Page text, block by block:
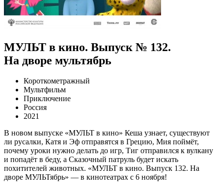
МУЛЬТ в кино. Выпуск № 132.
На дворе мультябрь
Короткометражный
Мультфильм
Приключение
Россия
2021
В новом выпуске «МУЛЬТ в кино» Кеша узнает, существуют
ли русалки, Катя и Эф отправятся в Грецию, Мия поймёт,
почему уроки нужно делать до игр, Тиг отправился к вулкану
и попадёт в беду, а Сказочный патруль будет искать
похитителей животных. «МУЛЬТ в кино. Выпуск 132. На
дворе МУЛЬТябрь» — в кинотеатрах с 6 ноября!